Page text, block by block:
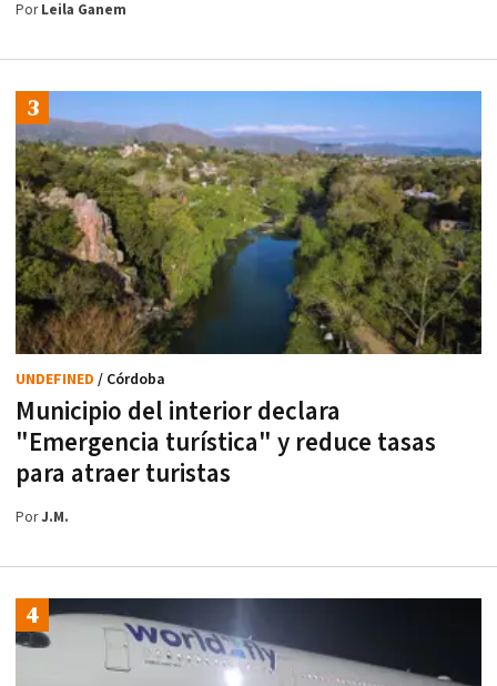
PorLeila Ganem
Municipio del interior declara
"Emergencia turística" y reduce tasas
para atraer turistas
UNDEFINED / Córdoba
PorJ.M.